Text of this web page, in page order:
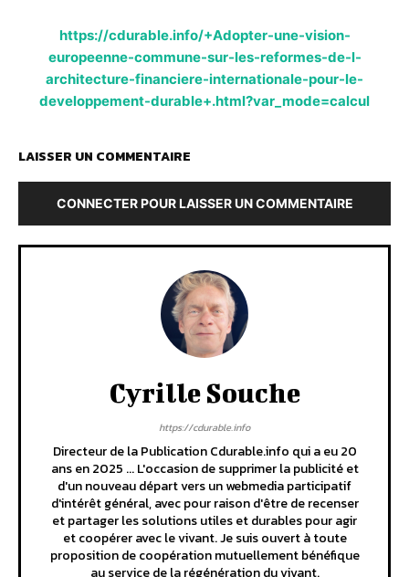
https://cdurable.info/+Adopter-une-vision-
europeenne-commune-sur-les-reformes-de-l-
architecture-financiere-internationale-pour-le-
developpement-durable+.html?var_mode=calcul
LAISSER UN COMMENTAIRE
CONNECTER POUR LAISSER UN COMMENTAIRE
Cyrille Souche
https://cdurable.info
Directeur de la Publication Cdurable.info qui a eu 20
ans en 2025 ... L'occasion de supprimer la publicité et
d'un nouveau départ vers un webmedia participatif
d'intérêt général, avec pour raison d'être de recenser
et partager les solutions utiles et durables pour agir
et coopérer avec le vivant. Je suis ouvert à toute
proposition de coopération mutuellement bénéfique
au service de la régénération du vivant.